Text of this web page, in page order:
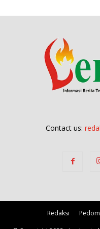
Contact us:
Redaksi